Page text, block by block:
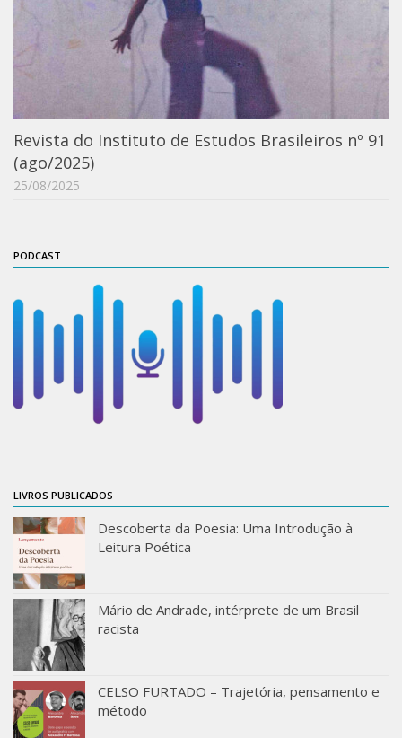
Moraes Silva
Portais
Educação em Fronteiras
Portal de Literatura de Cordel
Ver – Anita Malfatti
Novos Projetos
1° semestre
2° semestre
Aluno Especial
ProgramaUSP 60+
Sobre a Pós
Ingresso – Processo Seletivo
Formulários – Requerimentos
Regulamentos
PAE
Matrícula
Auxílio Financeiro
Exame de Qualificação
Depósito da Dissertação
Revista do Instituto de Estudos Brasileiros nº 91
(ago/2025)
25/08/2025
PODCAST
LIVROS PUBLICADOS
Descoberta da Poesia: Uma Introdução à
Leitura Poética
Mário de Andrade, intérprete de um Brasil
racista
CELSO FURTADO – Trajetória, pensamento e
método